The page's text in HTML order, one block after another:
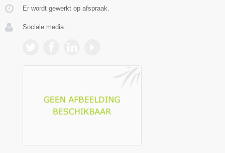
Er wordt gewerkt op afspraak.
Sociale media: